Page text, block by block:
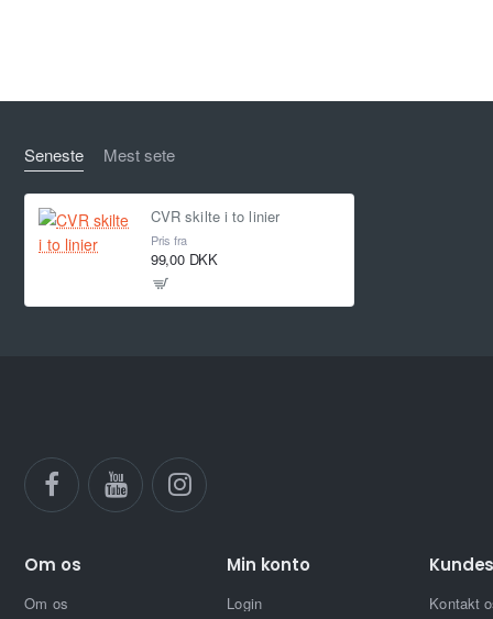
Seneste Mest sete
CVR skilte i to linier
Pris fra
99,00 DKK
Om os
Om os
Min konto
Login
Kontakt